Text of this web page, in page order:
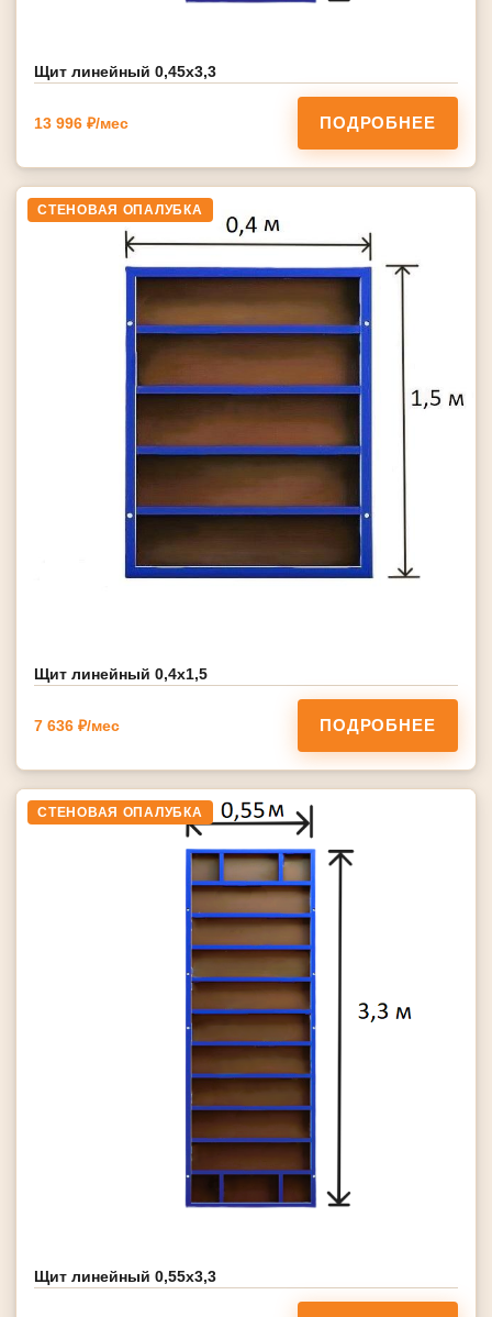
Щит линейный 0,45х3,3
13 996 ₽/мес ПОДРОБНЕЕ
СТЕНОВАЯ ОПАЛУБКА
Щит линейный 0,4х1,5
7 636 ₽/мес ПОДРОБНЕЕ
СТЕНОВАЯ ОПАЛУБКА
Щит линейный 0,55х3,3